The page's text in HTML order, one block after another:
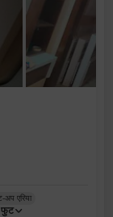
अप एरिया
फुट